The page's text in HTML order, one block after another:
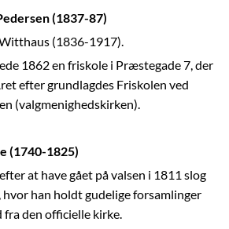
(1837-87)
(1836-1917).
1862 en friskole i Præstegade 7, der
efter grundlagdes Friskolen ved
(valgmenighedskirken).
(1740-1825)
at have gået på valsen i 1811 slog
hvor han holdt gudelige forsamlinger
den officielle kirke.